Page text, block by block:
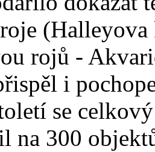
(Halleyova
rojů -
i
se
na 300